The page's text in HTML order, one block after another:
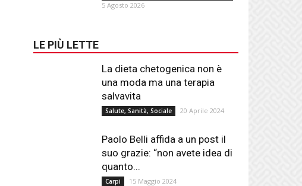
5 Agosto 2026
LE PIÙ LETTE
La dieta chetogenica non è
una moda ma una terapia
salvavita
Salute, Sanità, Sociale 20 Aprile 2024
Paolo Belli affida a un post il
suo grazie: “non avete idea di
quanto...
Carpi 15 Maggio 2024